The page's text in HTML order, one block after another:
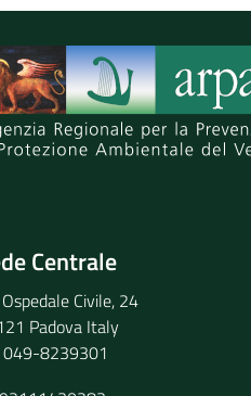
Spiegaci perchè, e aiutaci a
Centrale
Civile, 24
Padova Italy
049-8239301